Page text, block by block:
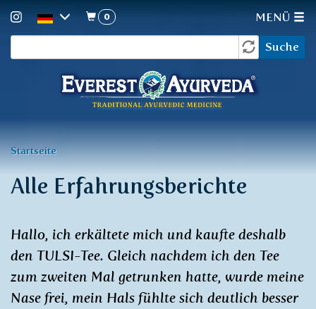
zum
Suche
0 MENÜ
Sie
sind
hier
Startseite
Alle Erfahrungsberichte
Hallo, ich erkältete mich und kaufte deshalb
den TULSI-Tee. Gleich nachdem ich den Tee
zum zweiten Mal getrunken hatte, wurde meine
Nase frei, mein Hals fühlte sich deutlich besser